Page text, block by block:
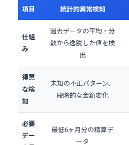
項目 統計的異常検知
仕組
み
過去データの平均・分
散から逸脱した値を検
出
得意
な検
知
未知の不正パターン、
段階的な金額変化
必要
デー
最低6ヶ月分の精算デ
ータ